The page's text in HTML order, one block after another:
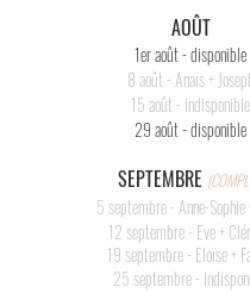
AOÛT
1er août - disponible
8 août - Anaïs +
15 août - indisponible
29 août - disponible
SEPTEMBRE
5 septembre - Anne-Sophie
12 septembre - Eve +
19 septembre - Eloïse +
25 septembre -